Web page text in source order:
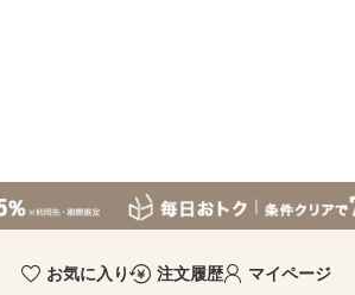
お気に入り 注文履歴 マイページ